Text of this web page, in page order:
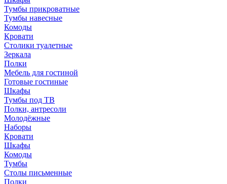
Тумбы прикроватные
Тумбы навесные
Комоды
Кровати
Столики туалетные
Зеркала
Полки
Мебель для гостиной
Готовые гостиные
Шкафы
Тумбы под ТВ
Полки, антресоли
Молодёжные
Наборы
Кровати
Шкафы
Комоды
Тумбы
Столы письменные
Полки